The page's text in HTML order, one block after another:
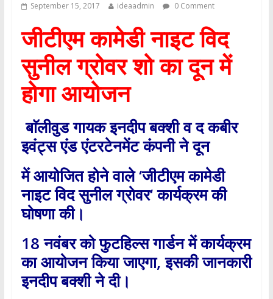
September 15, 2017 ideaadmin 0 Comment
जीटीएम कामेडी नाइट विद
सुनील ग्रोवरशो का दून में
होगा आयोजन
बाॅलीवुड गायक इनदीप बक्शी व द कबीर
इवंट्स एंड एंटरटेनमेंट कंपनी ने दून
में आयोजित होने वाले‘जीटीएम कामेडी
नाइट विद सुनील ग्रोवर‘कार्यक्रम की
घोषणा की।
18नवंबर को फुटहिल्स गार्डन में कार्यक्रम
का आयोजन किया जाएगा,इसकी जानकारी
इनदीप बक्शी ने दी।